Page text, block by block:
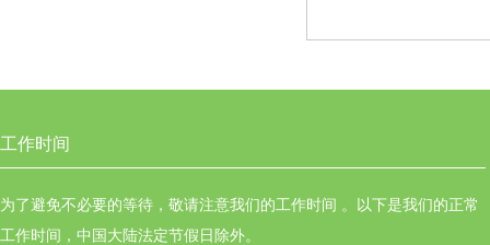
工作时间
为了避免不必要的等待，敬请注意我们的工作时间 。以下是我们的正常
工作时间，中国大陆法定节假日除外。